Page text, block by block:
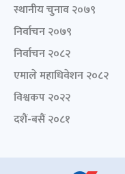
स्थानीय चुनाव २०७९
निर्वाचन २०७९
निर्वाचन २०८२
एमाले महाधिवेशन २०८२
विश्वकप २०२२
दशैं-बसैं २०८१